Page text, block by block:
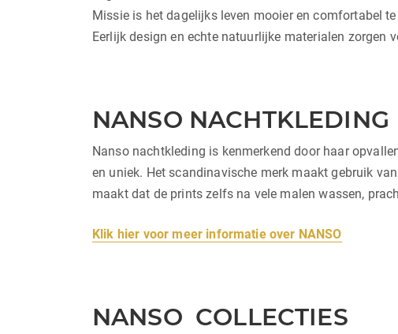
Missie is het dagelijks leven mooier en comfortabel
Eerlijk design en echte natuurlijke materialen zorgen
NANSO NACHTKLEDING
Nanso nachtkleding is kenmerkend door haar
en uniek. Het scandinavische merk maakt gebruik
maakt dat de prints zelfs na vele malen wassen,
Klik hier voor meer informatie over NANSO
NANSO COLLECTIES